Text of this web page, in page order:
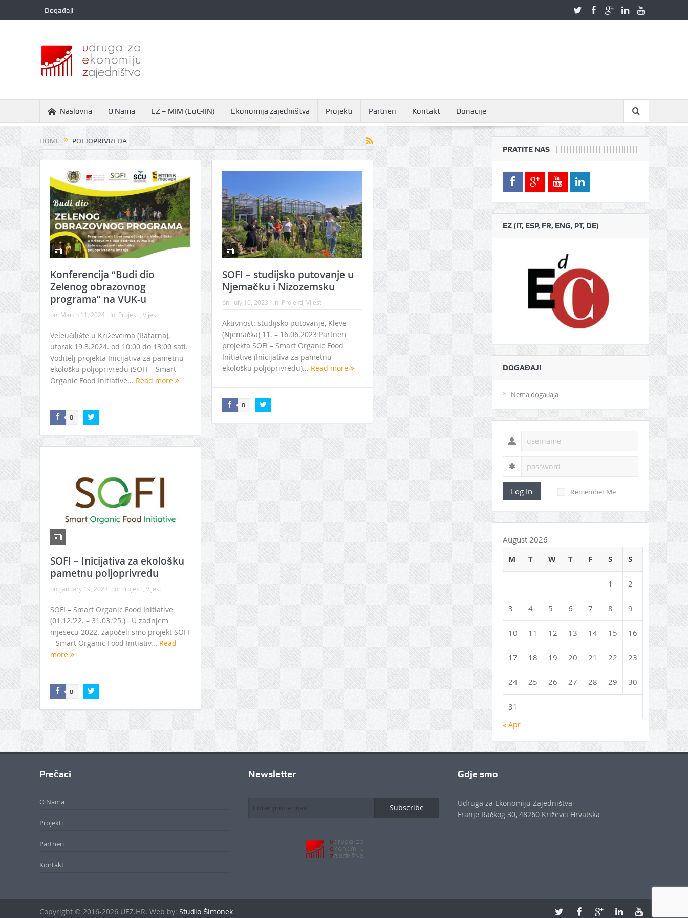
Događaji
Naslovna O Nama EZ – MIM (EoC-IIN) Ekonomija zajedništva Projekti Partneri Kontakt Donacije
HOME POLJOPRIVREDA
Konferencija “Budi dio
Zelenog obrazovnog
programa” na VUK-u
on: March 11, 2024 In: Projekti Vijest
Veleučilište u Križevcima (Ratarna),
utorak 19.3.2024. od 10:00 do 13:00 sati.
Voditelj projekta Inicijativa za pametnu
ekološku poljoprivredu (SOFI – Smart
Organic Food Initiative... Read more
0
SOFI – studijsko putovanje u
Njemačku i Nizozemsku
on: July 10, 2023 In: Projekti Vijest
Aktivnost: studijsko putovanje, Kleve
(Njemačka) 11. – 16.06.2023 Partneri
projekta SOFI – Smart Organic Food
Initiative (Inicijativa za pametnu
ekološku poljoprivredu)... Read more
0
SOFI – Inicijativa za ekološku
pametnu poljoprivredu
on: January 19, 2023 In: Projekti Vijest
SOFI – Smart Organic Food Initiative
(01.12.’22. – 31.03.’25.) U zadnjem
mjesecu 2022. započeli smo projekt SOFI
– Smart Organic Food Initiativ... Read
more
0
PRATITE NAS
EZ (IT, ESP, FR, ENG, PT, DE)
DOGAĐAJI
Nema događaja
Log In Remember Me
August 2026
M T W T F S S
1 2
3 4 5 6 7 8 9
10 11 12 13 14 15 16
17 18 19 20 21 22 23
24 25 26 27 28 29 30
31
« Apr
Prečaci
O Nama
Projekti
Partneri
Kontakt
Newsletter
Subscribe
Gdje smo
Udruga za Ekonomiju Zajedništva
Franje Račkog 30, 48260 Križevci Hrvatska
Copyright © 2016-2026 UEZ.HR. Web by: Studio Šimonek